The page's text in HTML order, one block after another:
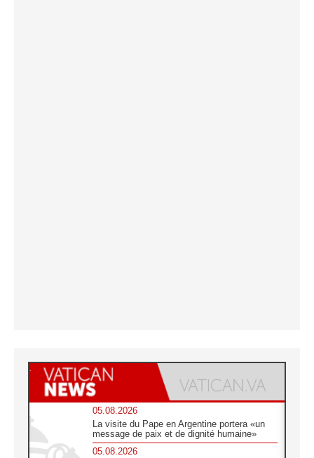
05.08.2026
La visite du Pape en Argentine portera «un
message de paix et de dignité humaine»
05.08.2026